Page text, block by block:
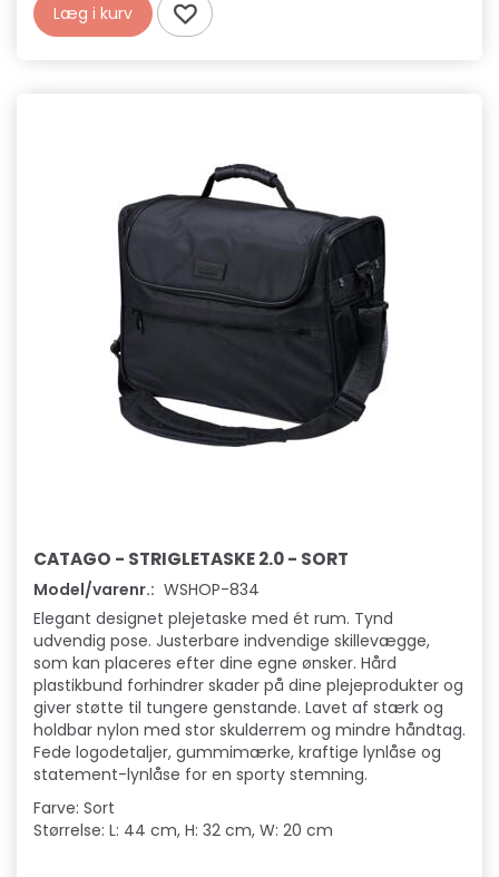
Læg i kurv
CATAGO - STRIGLETASKE 2.0 - SORT
Model/varenr.: WSHOP-834
Elegant designet plejetaske med ét rum. Tynd
udvendig pose. Justerbare indvendige skillevægge,
som kan placeres efter dine egne ønsker. Hård
plastikbund forhindrer skader på dine plejeprodukter og
giver støtte til tungere genstande. Lavet af stærk og
holdbar nylon med stor skulderrem og mindre håndtag.
Fede logodetaljer, gummimærke, kraftige lynlåse og
statement-lynlåse for en sporty stemning.
Farve: Sort
Størrelse: L: 44 cm, H: 32 cm, W: 20 cm